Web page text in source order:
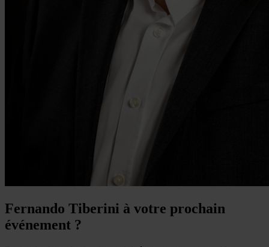
Fernando Tiberini à votre prochain
événement ?